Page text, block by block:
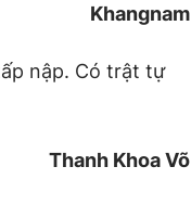
Khangnam
nập. Có trật tự
Thanh Khoa Võ